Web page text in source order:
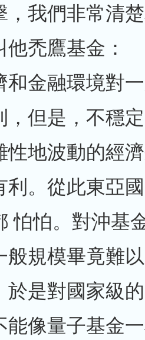
，我們非常清
禿鷹基金：
和金融環境對
，但是，不穩
性地波動的經
利。從此東亞
怕怕。對沖基
般規模畢竟難
於是對國家級
能像量子基金